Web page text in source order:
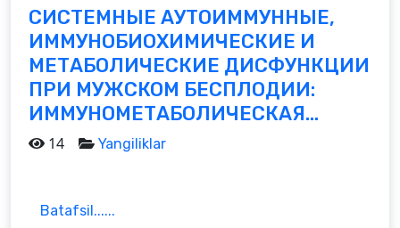
СИСТЕМНЫЕ АУТОИММУННЫЕ,
ИММУНОБИОХИМИЧЕСКИЕ И
МЕТАБОЛИЧЕСКИЕ ДИСФУНКЦИИ
ПРИ МУЖСКОМ БЕСПЛОДИИ:
ИММУНОМЕТАБОЛИЧЕСКАЯ...
14 Yangiliklar
Batafsil......